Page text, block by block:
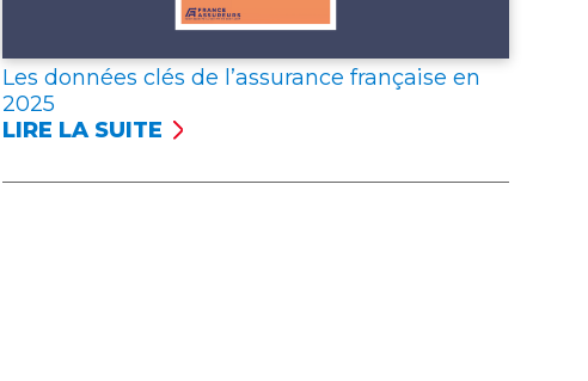
Les données clés de l’assurance française en
2025
LIRE LA SUITE
: